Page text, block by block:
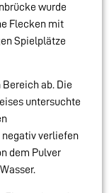
wurde
Flecken mit
Spielplätze
ab. Die
untersuchte
negativ verliefen
dem Pulver